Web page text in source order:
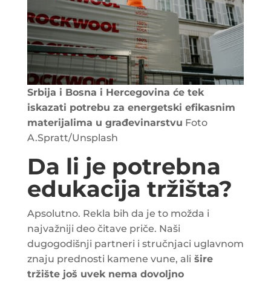
Srbija i Bosna i Hercegovina će tek
iskazati potrebu za energetski efikasnim
materijalima u građevinarstvu Foto
A.Spratt/Unsplash
Da li je potrebna
edukacija tržišta?
Apsolutno. Rekla bih da je to možda i
najvažniji deo čitave priče. Naši
dugogodišnji partneri i stručnjaci uglavnom
znaju prednosti kamene vune, ali šire
tržište još uvek nema dovoljno